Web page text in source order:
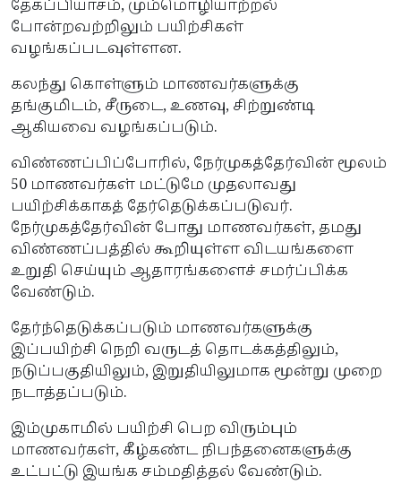
தேகப்பியாசம், மும்மொழியாற்றல்
போன்றவற்றிலும் பயிற்சிகள்
வழங்கப்படவுள்ளன.
கலந்து கொள்ளும் மாணவர்களுக்கு
தங்குமிடம், சீருடை, உணவு, சிற்றுண்டி
ஆகியவை வழங்கப்படும்.
விண்ணப்பிப்போரில், நேர்முகத்தேர்வின் மூலம்
50 மாணவர்கள் மட்டுமே முதலாவது
பயிற்சிக்காகத் தேர்தெடுக்கப்படுவர்.
நேர்முகத்தேர்வின் போது மாணவர்கள், தமது
விண்ணப்பத்தில் கூறியுள்ள விடயங்களை
உறுதி செய்யும் ஆதாரங்களைச் சமர்ப்பிக்க
வேண்டும்.
தேர்ந்தெடுக்கப்படும் மாணவர்களுக்கு
இப்பயிற்சி நெறி வருடத் தொடக்கத்திலும்,
நடுப்பகுதியிலும், இறுதியிலுமாக மூன்று முறை
நடாத்தப்படும்.
இம்முகாமில் பயிற்சி பெற விரும்பும்
மாணவர்கள், கீழ்கண்ட நிபந்தனைகளுக்கு
உட்பட்டு இயங்க சம்மதித்தல் வேண்டும்.